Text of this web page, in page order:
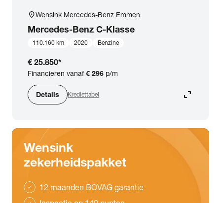
location_onWensink Mercedes-Benz Emmen
Mercedes-Benz C-Klasse
110.160 km 2020 Benzine
€ 25.850*
Financieren vanaf€ 296 p/m
Details Krediettabel expand_content
Wensink
zekerheidspakket
check 12 maanden BOVAG garantie